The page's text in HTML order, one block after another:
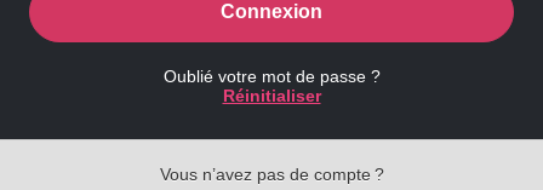
Connexion
Oublié votre mot de passe ?
Réinitialiser
Vous n’avez pas de compte ?